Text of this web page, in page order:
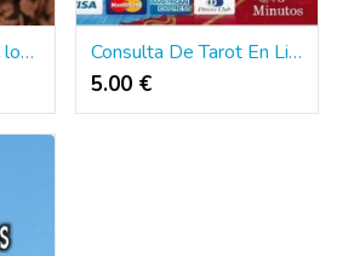
Tarot Economico 5 € los 15 Min | 806 Tarot Consulta De Tarot En Linea | Tarotistas
5.00 €